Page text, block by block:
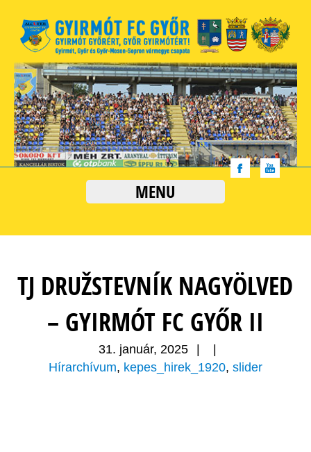
MENU
TJ DRUŽSTEVNÍK NAGYÖLVED
– GYIRMÓT FC GYŐR II
31. január, 2025
Hírarchívum, kepes_hirek_1920, slider